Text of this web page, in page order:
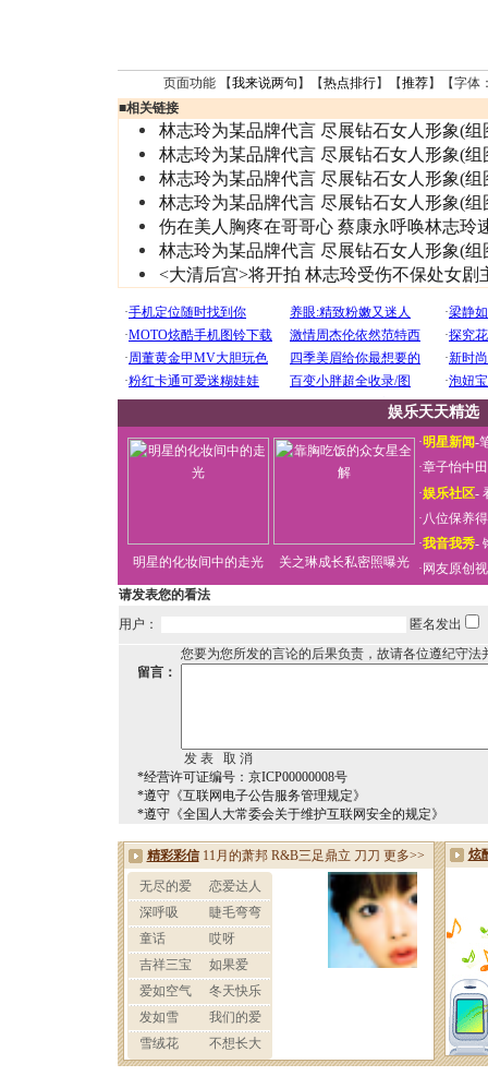
页面功能 【我来说两句 】【热点排行】【推荐】【字体
■相关链接
林志玲为某品牌代言 尽展钻石女人形象(组
林志玲为某品牌代言 尽展钻石女人形象(组
林志玲为某品牌代言 尽展钻石女人形象(组
林志玲为某品牌代言 尽展钻石女人形象(组
伤在美人胸疼在哥哥心 蔡康永呼唤林志玲
林志玲为某品牌代言 尽展钻石女人形象(组
<大清后宫>将开拍 林志玲受伤不保处女剧
娱乐天天精选
明星的化妆间中的走光 关之琳成长私密照曝光
·明星新闻-
·章子怡中
·娱乐社区-
·八位保养
·我音我秀-
· 网友原创
请发表您的看法
用户：
匿名发出
您要为您所发的言论的后果负责，故请各位遵纪守法
留言：
*经营许可证编号：京ICP00000008号
*遵守《互联网电子公告服务管理规定》
*遵守《全国人大常委会关于维护互联网安全的规定》